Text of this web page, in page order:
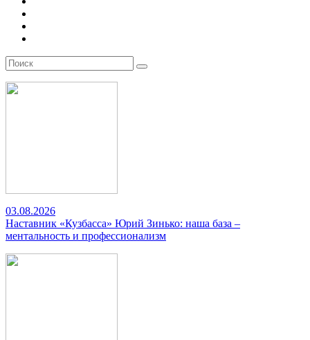
03.08.2026
Наставник «Кузбасса» Юрий Зинько: наша база –
ментальность и профессионализм